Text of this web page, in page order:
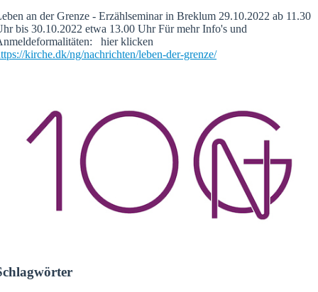
an der Grenze - Erzählseminar in Breklum 29.10.2022 ab 11.30
bis 30.10.2022 etwa 13.00 Uhr Für mehr Info's und
hier klicken
kirche.dk/ng/nachrichten/leben-der-grenze/